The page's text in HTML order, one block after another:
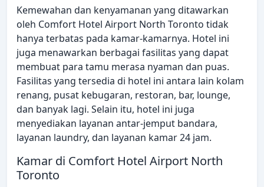
Kemewahan dan kenyamanan yang ditawarkan
oleh Comfort Hotel Airport North Toronto tidak
hanya terbatas pada kamar-kamarnya. Hotel ini
juga menawarkan berbagai fasilitas yang dapat
membuat para tamu merasa nyaman dan puas.
Fasilitas yang tersedia di hotel ini antara lain kolam
renang, pusat kebugaran, restoran, bar, lounge,
dan banyak lagi. Selain itu, hotel ini juga
menyediakan layanan antar-jemput bandara,
layanan laundry, dan layanan kamar 24 jam.
Kamar di Comfort Hotel Airport North
Toronto